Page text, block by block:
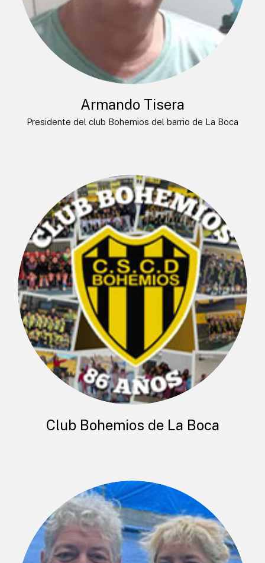
Armando Tisera
Presidente del club Bohemios del barrio de La Boca
Club Bohemios de La Boca